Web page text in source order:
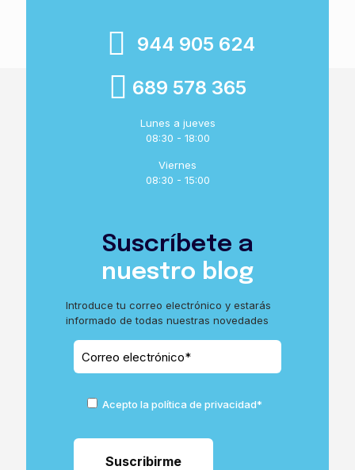
944 905 624
689 578 365
Lunes a jueves
08:30 - 18:00
Viernes
08:30 - 15:00
Suscríbete a
nuestro blog
Introduce tu correo electrónico y estarás
informado de todas nuestras novedades
Acepto la política de privacidad*